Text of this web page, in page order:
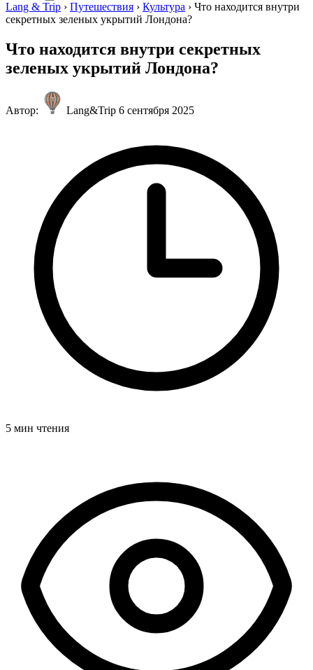
Lang & Trip › Путешествия › Культура › Что находится внутри
секретных зеленых укрытий Лондона?
Что находится внутри секретных
зеленых укрытий Лондона?
Автор: Lang&Trip 6 сентября 2025
5 мин чтения